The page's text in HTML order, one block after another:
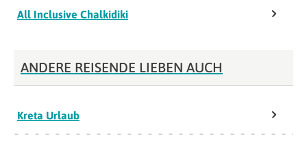
All Inclusive Chalkidiki
ANDERE REISENDE LIEBEN AUCH
Kreta Urlaub